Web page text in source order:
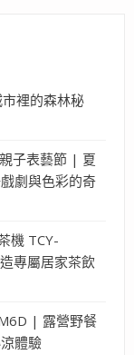
裡的森林秘
子表藝節 | 夏
劇與色彩的奇
機 TCY-
專屬居家茶飲
| 露營野餐
體驗